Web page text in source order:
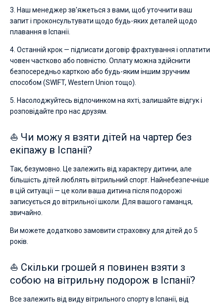
3. Наш менеджер зв'яжеться з вами, щоб уточнити ваш
запит і проконсультувати щодо будь-яких деталей щодо
плавання в Іспанії.
4. Останній крок — підписати договір фрахтування і оплатити
човен частково або повністю. Оплату можна здійснити
безпосередньо карткою або будь-яким іншим зручним
способом (SWIFT, Western Union тощо).
5. Насолоджуйтесь відпочинком на яхті, залишайте відгук і
розповідайте про нас друзям.
⛵ Чи можу я взяти дітей на чартер без
екіпажу в Іспанії?
Так, безумовно. Це залежить від характеру дитини, але
більшість дітей люблять вітрильний спорт. Найнебезпечніше
в цій ситуації — це коли ваша дитина після подорожі
записується до вітрильної школи. Для вашого гаманця,
звичайно.
Ви можете додатково замовити страховку для дітей до 5
років.
⛵ Скільки грошей я повинен взяти з
собою на вітрильну подорож в Іспанії?
Все залежить від виду вітрильного спорту в Іспанії, від